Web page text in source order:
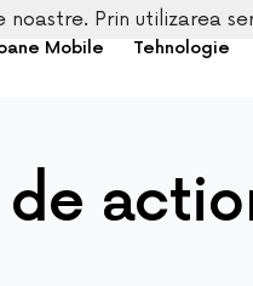
Mobile Tehnologie
de
Prin utilizarea